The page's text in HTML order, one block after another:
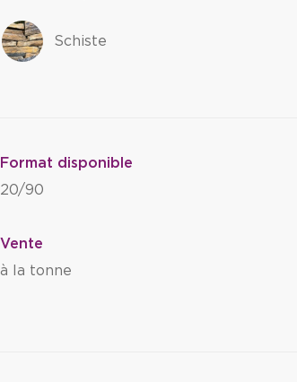
Schiste
Format disponible
20/90
Vente
à la tonne